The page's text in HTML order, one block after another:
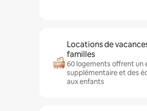
Locations de
familles
60 logements offrent un
supplémentaire et des
aux enfants